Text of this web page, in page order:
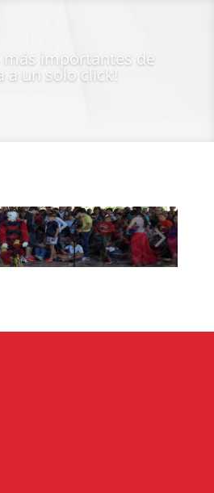
más importantes de
a un solo click!